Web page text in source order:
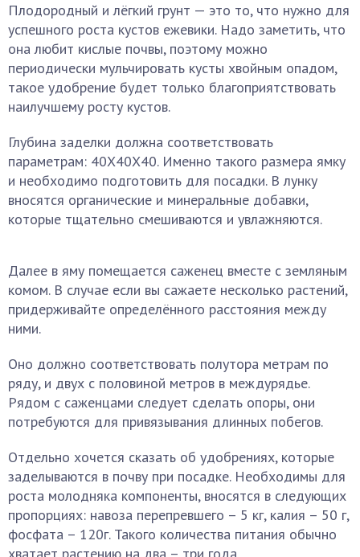
Плодородный и лёгкий грунт — это то, что нужно для
успешного роста кустов ежевики. Надо заметить, что
она любит кислые почвы, поэтому можно
периодически мульчировать кусты хвойным опадом,
такое удобрение будет только благоприятствовать
наилучшему росту кустов.
Глубина заделки должна соответствовать
параметрам: 40Х40Х40. Именно такого размера ямку
и необходимо подготовить для посадки. В лунку
вносятся органические и минеральные добавки,
которые тщательно смешиваются и увлажняются.
Далее в яму помещается саженец вместе с земляным
комом. В случае если вы сажаете несколько растений,
придерживайте определённого расстояния между
ними.
Оно должно соответствовать полутора метрам по
ряду, и двух с половиной метров в междурядье.
Рядом с саженцами следует сделать опоры, они
потребуются для привязывания длинных побегов.
Отдельно хочется сказать об удобрениях, которые
заделываются в почву при посадке. Необходимы для
роста молодняка компоненты, вносятся в следующих
пропорциях: навоза перепревшего – 5 кг, калия – 50 г,
фосфата – 120г. Такого количества питания обычно